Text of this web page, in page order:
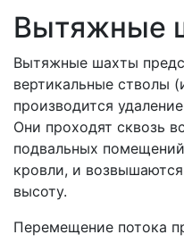
Вытяжные
Вытяжные шахты
вертикальные стволы
производится
Они проходят сквозь
подвальных
кровли, и
высоту.
Перемещение потока